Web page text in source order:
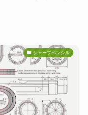
シャープペンシル